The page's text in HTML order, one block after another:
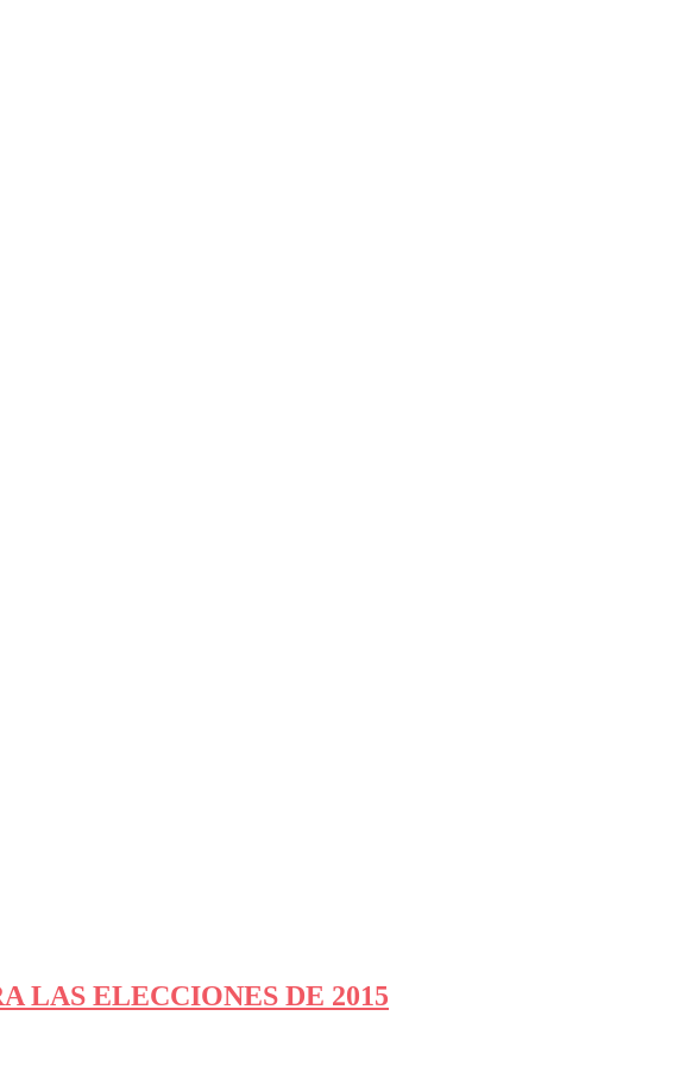
LAS ELECCIONES DE 2015